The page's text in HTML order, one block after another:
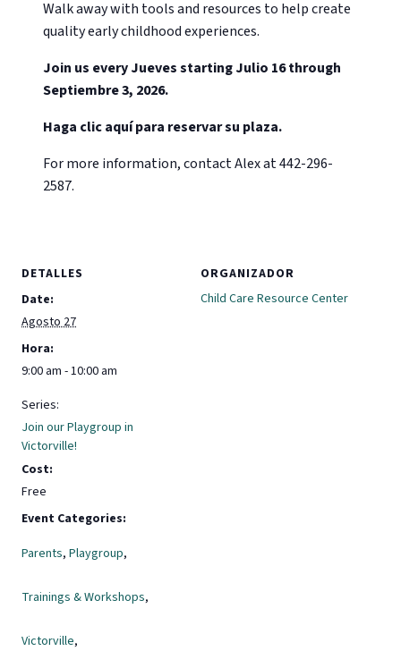
Walk away with tools and resources to help create
quality early childhood experiences.
Join us every Jueves starting Julio 16 through
Septiembre 3, 2026.
Haga clic aquí para reservar su plaza.
For more information, contact Alex at 442-296-
2587.
DETALLES
Date:
Agosto 27
Hora:
9:00 am - 10:00 am
Series:
Join our Playgroup in
Victorville!
Cost:
Free
Event Categories:
Parents, Playgroup,
Trainings & Workshops,
Victorville,
ORGANIZADOR
Child Care Resource Center